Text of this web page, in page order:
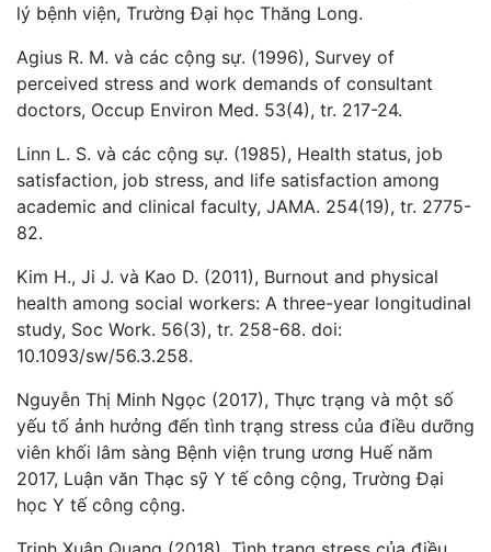
lý bệnh viện, Trường Đại học Thăng Long.
Agius R. M. và các cộng sự. (1996), Survey of
perceived stress and work demands of consultant
doctors, Occup Environ Med. 53(4), tr. 217-24.
Linn L. S. và các cộng sự. (1985), Health status, job
satisfaction, job stress, and life satisfaction among
academic and clinical faculty, JAMA. 254(19), tr. 2775-
82.
Kim H., Ji J. và Kao D. (2011), Burnout and physical
health among social workers: A three-year longitudinal
study, Soc Work. 56(3), tr. 258-68. doi:
10.1093/sw/56.3.258.
Nguyễn Thị Minh Ngọc (2017), Thực trạng và một số
yếu tố ảnh hưởng đến tình trạng stress của điều dưỡng
viên khối lâm sàng Bệnh viện trung ương Huế năm
2017, Luận văn Thạc sỹ Y tế công cộng, Trường Đại
học Y tế công cộng.